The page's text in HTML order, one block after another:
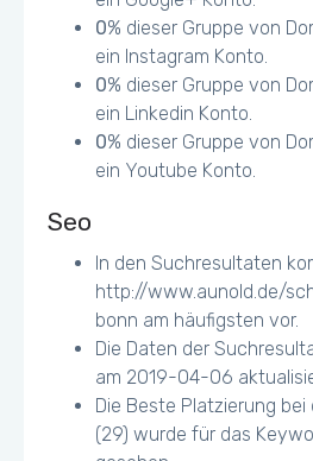
0% dieser Gruppe von
ein Instagram Konto.
0% dieser Gruppe von
ein Linkedin Konto.
0% dieser Gruppe von
ein Youtube Konto.
Seo
In den Suchresultaten
http://www.aunold.de/
bonn am häufigsten vor.
Die Daten der
am 2019-04-06
Die Beste Platzierung
(29) wurde für das